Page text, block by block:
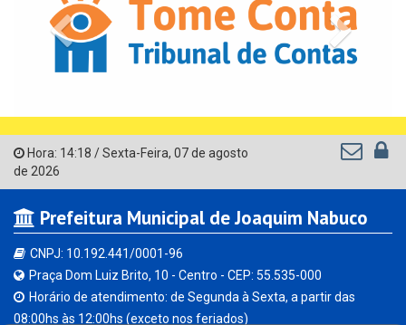
Previous Next
Hora: 14:18 /Sexta-Feira, 07 de agosto
de 2026
Prefeitura Municipal de Joaquim Nabuco
CNPJ: 10.192.441/0001-96
Praça Dom Luiz Brito, 10 - Centro - CEP: 55.535-000
Horário de atendimento: de Segunda à Sexta, a partir das
08:00hs às 12:00hs (exceto nos feriados)